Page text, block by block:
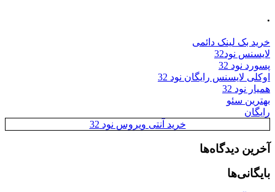
.
خرید بک لینک دائمی
لایسنس نود32
پسورد نود 32
اوکلی لایسنس رایگان نود 32
همیار نود 32
بهترین سئو
رایگان
خرید آنتی ویروس نود 32
آخرین دیدگاه‌ها
بایگانی‌ها